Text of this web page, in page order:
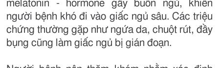
melatonin - hormone gây buồn ngủ, khiến
người bệnh khó đi vào giấc ngủ sâu. Các triệu
chứng thường gặp như ngứa da, chuột rút, đầy
bụng cũng làm giấc ngủ bị gián đoạn.